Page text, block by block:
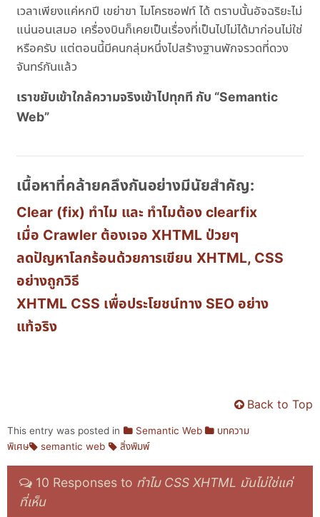
เวลาเพียงแค่หกปี เขย่าขา ไมโครซอฟท์ ได้ ตราบนั้นอัจฉริยะไม่
แน่นอนเสมอ เครื่องบินก็เคยเป็นเรื่องที่เป็นไปไม่ได้มาก่อนไม่ใช่
หรือครับ แต่ตอนนี้มีคนกลุ่มหนึ่งไปสร้างฐานพักจรวดที่ดวง
จันทร์กันแล้ว
เราขยับเข้าใกล้ความจริงเข้าไปทุกที กับ “Semantic
Web”
เนื้อหาที่คล้ายคลึงกันอย่างมีนัยสำคัญ:
Clear (fix) ทำไม และ ทำไมต้อง clearfix
เมื่อ Crawler ต้องเจอ XHTML ป่วยๆ
ลดปัญหาโลกร้อนด้วยการเขียน XHTML, CSS
อย่างถูกวิธี
XHTML CSS เพื่อประโยชน์ทาง SEO อย่าง
แท้จริง
Back to Top
This entry was posted in Semantic Web
บทความ
พิเศษ
semantic web สิ่งพิมพ์
10 Responses to ทำไม CSS XHTML มันไม่ใช่แค่
ที่เห็น